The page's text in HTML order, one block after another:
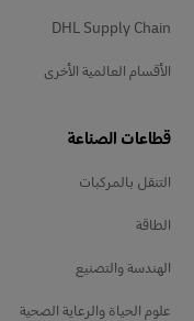
DHL Supply Chain
الأقسام العالمية الأخرى
قطاعات الصناعة
التنقل بالمركبات
الطاقة
الهندسة والتصنيع
علوم الحياة والرعاية الصحية